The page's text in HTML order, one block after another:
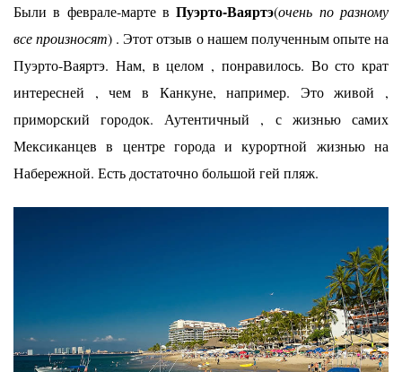
Были в феврале-марте вПуэрто-Ваяртэ(очень по разному
все произносят) . Этот отзыв о нашем полученным опыте на
Пуэрто-Ваяртэ. Нам, в целом , понравилось. Во сто крат
интересней , чем в Канкуне, например. Это живой ,
приморский городок. Аутентичный , с жизнью самих
Мексиканцев в центре города и курортной жизнью на
Набережной. Есть достаточно большой гей пляж.